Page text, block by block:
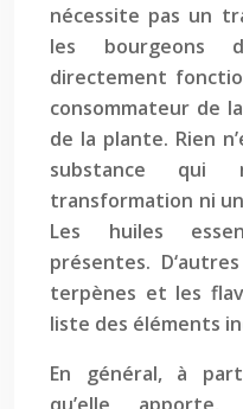
nécessite pas un
les bourgeons
directement
consommateur de
de la plante. Rien
substance qui
transformation ni
Les huiles
présentes.
terpènes et les
liste des éléments
En général, à